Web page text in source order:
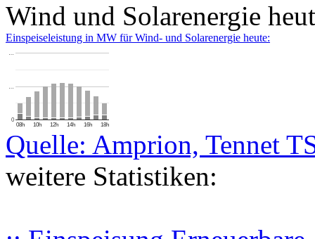
Wind und Solarenergie
Einspeiseleistung in MW für Wind- und Solarenergie heute:
08h 10h 12h 14h 16h 18h
0
…
…
Quelle: Amprion, Tennet
weitere Statistiken: